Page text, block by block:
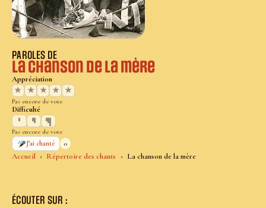
Accueil Répertoire des chants La chanson de la mère
PAROLES DE
La chanson de la mère
Appréciation
★
★ ★ ★ ★
Pas encore de vote
Difficulté
Pas encore de vote
J’ai chanté
0
ÉCOUTER SUR :